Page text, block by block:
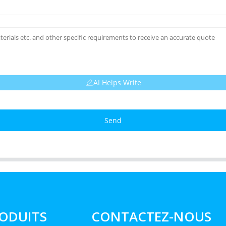
AI Helps Write
Send
CONTACTEZ-NOUS